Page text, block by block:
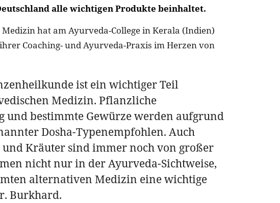
alle wichtigen Produkte beinhaltet.
hat am Ayurveda-College in Kerala (Indien)
Coaching- und Ayurveda-Praxis im Herzen von
ist ein wichtiger Teil
Medizin. Pflanzliche
und bestimmte Gewürze werden aufgrund
Dosha-Typenempfohlen. Auch
Kräuter sind immer noch von großer
nicht nur in der Ayurveda-Sichtweise,
alternativen Medizin eine wichtige
Burkhard.